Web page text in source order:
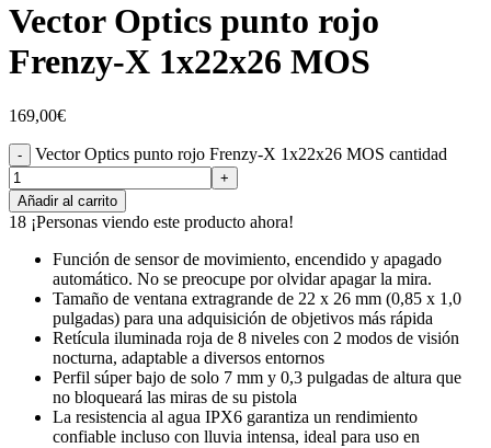
Vector Optics punto rojo
Frenzy-X 1x22x26 MOS
169,00€
Vector Optics punto rojo Frenzy-X 1x22x26 MOS cantidad
Añadir al carrito
18 ¡Personas viendo este producto ahora!
Función de sensor de movimiento, encendido y apagado
automático. No se preocupe por olvidar apagar la mira.
Tamaño de ventana extragrande de 22 x 26 mm (0,85 x 1,0
pulgadas) para una adquisición de objetivos más rápida
Retícula iluminada roja de 8 niveles con 2 modos de visión
nocturna, adaptable a diversos entornos
Perfil súper bajo de solo 7 mm y 0,3 pulgadas de altura que
no bloqueará las miras de su pistola
La resistencia al agua IPX6 garantiza un rendimiento
confiable incluso con lluvia intensa, ideal para uso en